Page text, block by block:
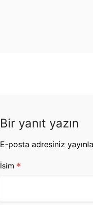
Bir yanıt yazın
E-posta adresiniz
İsim *